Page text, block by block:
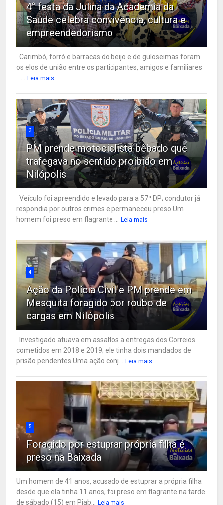
4° festa da Julina da Academia da
Saúde celebra convivência, cultura e
empreendedorismo
Carimbó, forró e barracas do beijo e de guloseimas foram
os elos de união entre os participantes, amigos e familiares
Leia mais
3
PM prende motociclista bêbado que
trafegava no sentido proibido em
Nilópolis
Veículo foi apreendido e levado para a 57ª DP; condutor já
respondia por outros crimes e permaneceu preso Um
homem foi preso em flagrante ...
Leia mais
4
Ação da Polícia Civil e PM prende em
Mesquita foragido por roubo de
cargas em Nilópolis
Investigado atuava em assaltos a entregas dos Correios
cometidos em 2018 e 2019; ele tinha dois mandados de
prisão pendentes Uma ação conj...
Leia mais
5
Foragido por estuprar própria filha é
preso na Baixada
Um homem de 41 anos, acusado de estuprar a própria filha
desde que ela tinha 11 anos, foi preso em flagrante na tarde
de sábado (15) em Piab...
Leia mais